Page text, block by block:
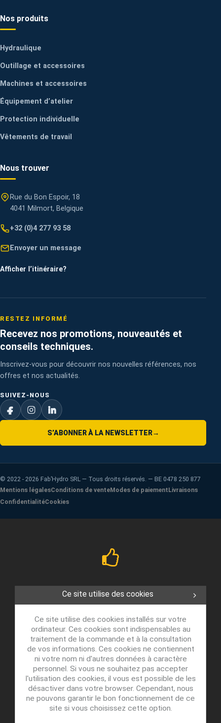
Nos produits
Hydraulique
Outillage et accessoires
Machines et accessoires
Équipement d’atelier
Protection individuelle
Vêtements de travail
Nous trouver
Rue du Bon Espoir, 18
4041 Milmort, Belgique
+32 (0)4 277 93 58
Envoyer un message
Afficher l’itinéraire?
RESTEZ INFORMÉ
Recevez nos promotions, nouveautés et
conseils techniques.
Inscrivez-vous pour découvrir nos nouvelles références, nos
offres et nos actualités.
SUIVEZ-NOUS
S’ABONNER À LA NEWSLETTER→
© 2022 - 2026 Fab’Hydro SRL — Tous droits réservés. — BE 0478 250 877
Mentions légalesConditions de venteModes de paiementLivraisons
ConfidentialitéCookies
Ce site utilise des cookies
Ce site utilise des cookies installés sur votre
ordinateur. Ces cookies sont indispensables au
traitement de la commande et à la consultation
de vos informations. Ces cookies ne contiennent
ni votre nom ni d'autres données à caractère
personnel. Si vous ne souhaitez pas accepter
l'utilisation des cookies, il vous est possible de les
désactiver dans votre browser. Cependant, nous
ne pouvons garantir le bon fonctionnement de ce
site si vous choisissez cette option.